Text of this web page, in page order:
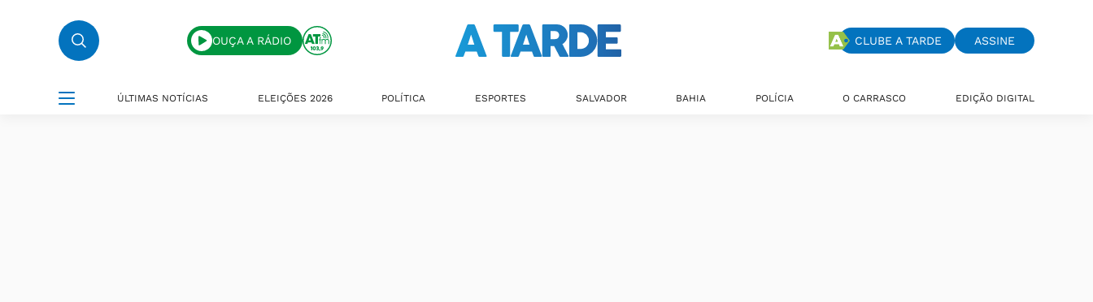
OUÇA A RÁDIO CLUBE A TARDE ASSINE
ÚLTIMAS NOTÍCIAS ELEIÇÕES 2026 POLÍTICA ESPORTES SALVADOR BAHIA POLÍCIA O CARRASCO EDIÇÃO DIGITAL